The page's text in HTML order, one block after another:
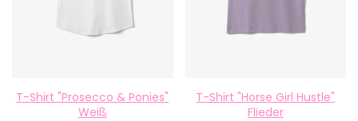
T-Shirt "Prosecco & Ponies"
Weiß
T-Shirt "horse Girl Hustle"
Flieder